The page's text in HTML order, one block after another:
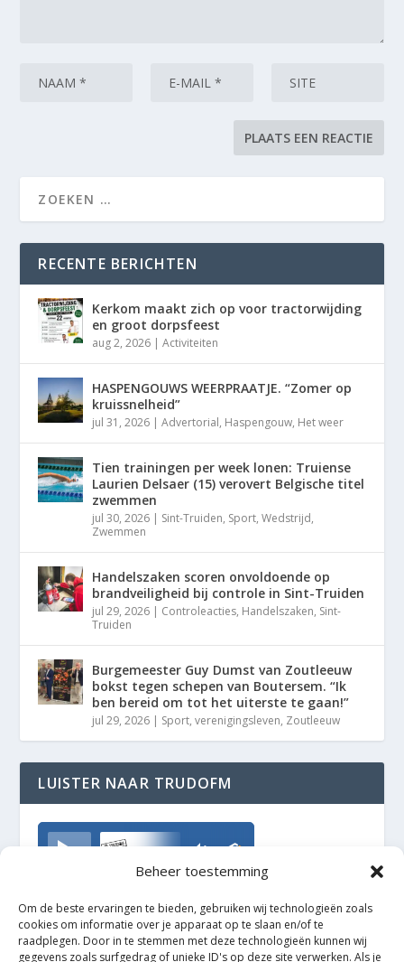
Beheer toestemming
Om de beste ervaringen te bieden, gebruiken wij technologieën zoals
cookies om informatie over je apparaat op te slaan en/of te
raadplegen. Door in te stemmen met deze technologieën kunnen wij
gegevens zoals surfgedrag of unieke ID's op deze site verwerken. Als je
RECENTE BERICHTEN
Kerkom maakt zich op voor tractorwijding
en groot dorpsfeest
aug 2, 2026 |Activiteiten
HASPENGOUWS WEERPRAATJE. “Zomer op
kruissnelheid”
jul 31, 2026 |Advertorial, Haspengouw, Het weer
Tien trainingen per week lonen: Truiense
Laurien Delsaer (15) verovert Belgische titel
zwemmen
jul 30, 2026 | Sint-Truiden, Sport,Wedstrijd,
Zwemmen
Handelszaken scoren onvoldoende op
brandveiligheid bij controle in Sint-Truiden
jul 29, 2026 | Controleacties, Handelszaken, Sint-
Truiden
Burgemeester Guy Dumst van Zoutleeuw
bokst tegen schepen van Boutersem. “Ik
ben bereid om tot het uiterste te gaan!”
jul 29, 2026 | Sport,verenigingsleven, Zoutleeuw
LUISTER NAAR TRUDOFM
TrudoFM